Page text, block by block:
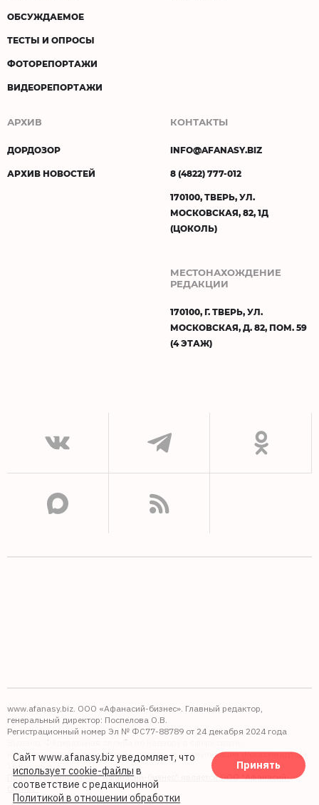
ОБСУЖДАЕМОЕ
ТЕСТЫ И ОПРОСЫ
ФОТОРЕПОРТАЖИ
ВИДЕОРЕПОРТАЖИ
АРХИВ
ДОРДОЗОР
АРХИВ НОВОСТЕЙ
КОНТАКТЫ
INFO@AFANASY.BIZ
8 (4822) 777-012
170100, ТВЕРЬ, УЛ.
МОСКОВСКАЯ, 82, 1Д
(ЦОКОЛЬ)
МЕСТОНАХОЖДЕНИЕ
РЕДАКЦИИ
170100, Г. ТВЕРЬ, УЛ.
МОСКОВСКАЯ, Д. 82, ПОМ. 59
(4 ЭТАЖ)
www.afanasy.biz. ООО «Афанасий-бизнес». Главный редактор,
генеральный директор: Поспелова О.В.
Регистрационный номер Эл № ФС77-88789 от 24 декабря 2024 года
Выдано: Федеральная служба по надзору в сфере связи,
информационных технологий и массовых коммуникаций (Роскомнадзор).
Правопреемником АО "Афанасий-бизнес" является ООО "Афанасий-
бизнес"
Сайт www.afanasy.biz уведомляет, что
использует cookie-файлы в
соответствие с редакционной
Политикой в отношении обработки
Принять